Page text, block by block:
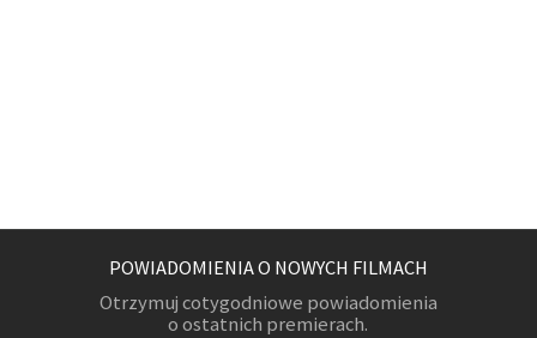
POWIADOMIENIA O NOWYCH FILMACH
Otrzymuj cotygodniowe powiadomienia
o ostatnich premierach.